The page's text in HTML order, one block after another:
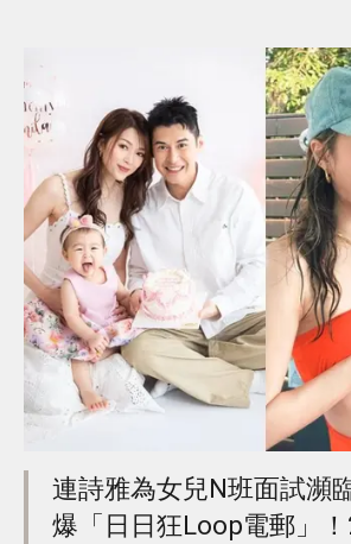
連詩雅為女兒N班面試瀕
爆「日日狂Loop電郵」